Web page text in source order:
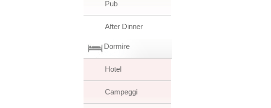
Pub
After Dinner
Dormire
Hotel
Campeggi